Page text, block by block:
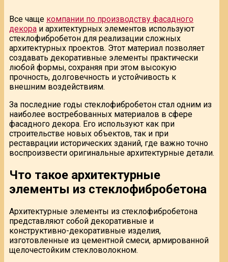
Все чаще компании по производству фасадного
декора и архитектурных элементов используют
стеклофибробетон для реализации сложных
архитектурных проектов. Этот материал позволяет
создавать декоративные элементы практически
любой формы, сохраняя при этом высокую
прочность, долговечность и устойчивость к
внешним воздействиям.
За последние годы стеклофибробетон стал одним из
наиболее востребованных материалов в сфере
фасадного декора. Его используют как при
строительстве новых объектов, так и при
реставрации исторических зданий, где важно точно
воспроизвести оригинальные архитектурные детали.
Что такое архитектурные
элементы из стеклофибробетона
Архитектурные элементы из стеклофибробетона
представляют собой декоративные и
конструктивно-декоративные изделия,
изготовленные из цементной смеси, армированной
щелочестойким стекловолокном.